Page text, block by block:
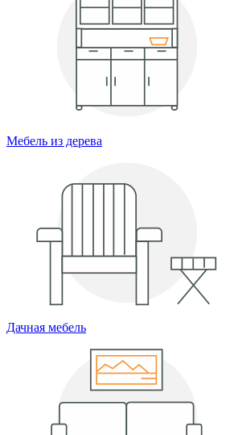
Мебель из дерева
Дачная мебель